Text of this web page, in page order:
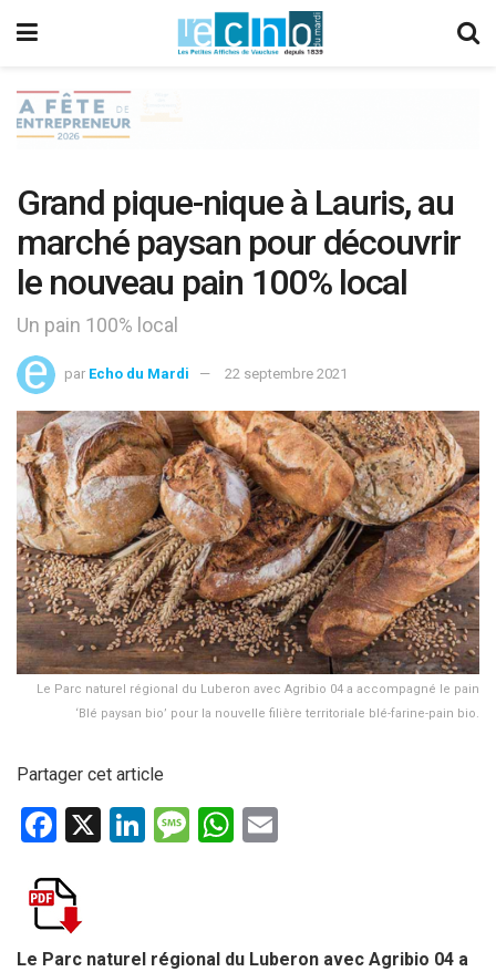
Grand pique-nique à Lauris, au
marché paysan pour découvrir
le nouveau pain 100% local
Un pain 100% local
par Echo du Mardi 22 septembre 2021
Le Parc naturel régional du Luberon avec Agribio 04 a accompagné le pain
‘Blé paysan bio’ pour la nouvelle filière territoriale blé-farine-pain bio.
Partager cet article
F
ce
b
X
Li
M W
Le Parc naturel régional du Luberon avec Agribio 04 a